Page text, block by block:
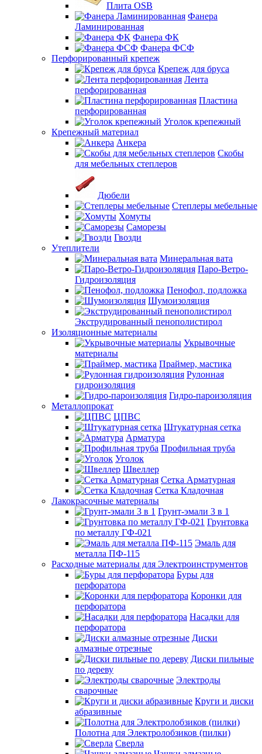
Плита OSB
Фанера
Ламинированная
Фанера ФК
Фанера ФСФ
Перфорированный крепеж
Крепеж для бруса
Лента
перфорированная
Пластина
перфорированная
Уголок крепежный
Крепежный материал
Анкера
Скобы
для мебельных степлеров
Дюбели
Степлеры мебельные
Хомуты
Саморезы
Гвозди
Утеплители
Минеральная вата
Паро-Ветро-
Гидроизоляция
Пенофол, подложка
Шумоизоляция
Экструдированный пенополистирол
Изоляционные материалы
Укрывочные
материалы
Праймер, мастика
Рулонная
гидроизоляция
Гидро-пароизоляция
Металлопрокат
ЦПВС
Штукатурная сетка
Арматура
Профильная труба
Уголок
Швеллер
Сетка Арматурная
Сетка Кладочная
Лакокрасочные материалы
Грунт-эмали 3 в 1
Грунтовка
по металлу ГФ-021
Эмаль для
металла ПФ-115
Расходные материалы для Электроинструментов
Буры для
перфоратора
Коронки для
перфоратора
Насадки для
перфоратора
Диски
алмазные отрезные
Диски пильные
по дереву
Электроды
сварочные
Круги и диски
абразивные
Полотна для Электролобзиков (пилки)
Сверла